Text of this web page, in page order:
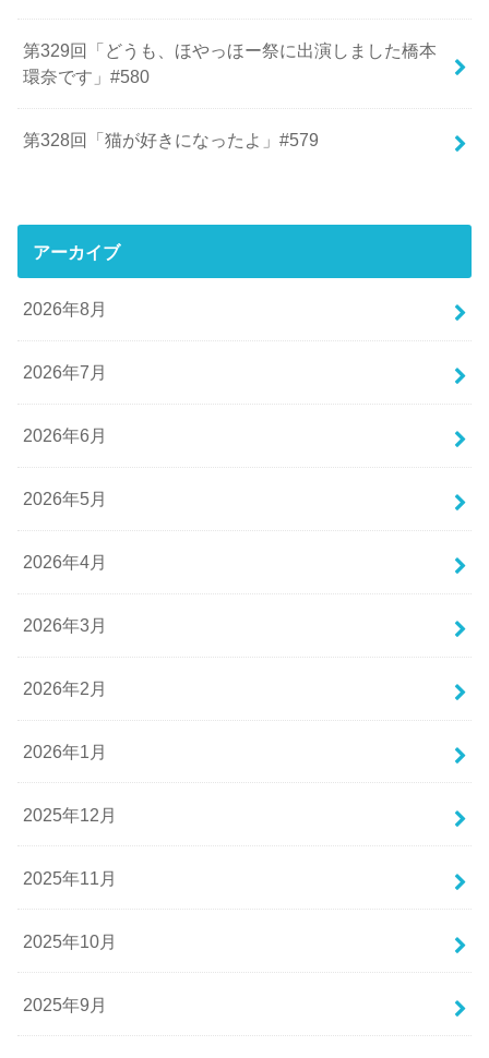
第329回「どうも、ほやっほー祭に出演しました橋本
環奈です」#580
第328回「猫が好きになったよ」#579
アーカイブ
2026年8月
2026年7月
2026年6月
2026年5月
2026年4月
2026年3月
2026年2月
2026年1月
2025年12月
2025年11月
2025年10月
2025年9月